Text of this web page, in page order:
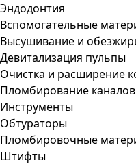
Эндодонтия
Вспомогательные
Высушивание и
Девитализация пульпы
Очистка и расширение
Пломбирование каналов
Инструменты
Обтураторы
Пломбировочные
Штифты